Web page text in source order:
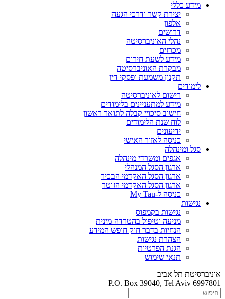
מידע כללי
יצירת קשר ודרכי הגעה
אלפון
דרושים
נהלי האוניברסיטה
מכרזים
מידע לשעת חירום
מבקרת האוניברסיטה
תקנון משמעת ופסקי דין
לימודים
רישום לאוניברסיטה
מידע למתעניינים בלימודים
חישוב סיכויי קבלה לתואר ראשון
לוח שנת הלימודים
ידיעונים
כניסה לאזור האישי
סגל ומינהלה
אגפים ומשרדי מינהלה
ארגון הסגל המנהלי
ארגון הסגל האקדמי הבכיר
ארגון הסגל האקדמי הזוטר
כניסה ל-My Tau
נגישות
נגישות בקמפוס
מניעה וטיפול בהטרדה מינית
הנחיות בדבר חוק חופש המידע
הצהרת נגישות
הגנת הפרטיות
תנאי שימוש
אוניברסיטת תל אביב
P.O. Box 39040, Tel Aviv 6997801